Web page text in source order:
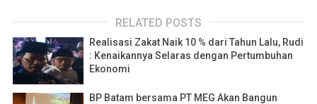
RELATED POSTS
Realisasi Zakat Naik 10 % dari Tahun Lalu, Rudi
: Kenaikannya Selaras dengan Pertumbuhan
Ekonomi
BP Batam bersama PT MEG Akan Bangun